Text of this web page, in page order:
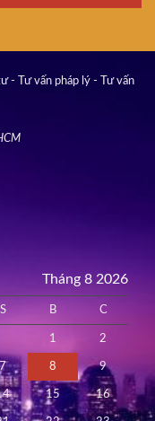
- Tư vấn pháp lý - Tư vấn
Tháng 8 2026
S B C
1 2
7 8 9
15 16